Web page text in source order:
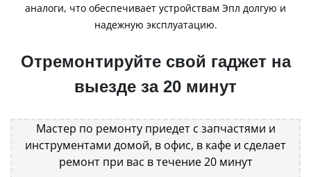
аналоги, что обеспечивает устройствам Эпл долгую и
надежную эксплуатацию.
Отремонтируйте свой гаджет на
выезде за 20 минут
Мастер по ремонту приедет с запчастями и
инструментами домой, в офис, в кафе и сделает
ремонт при вас в течение 20 минут